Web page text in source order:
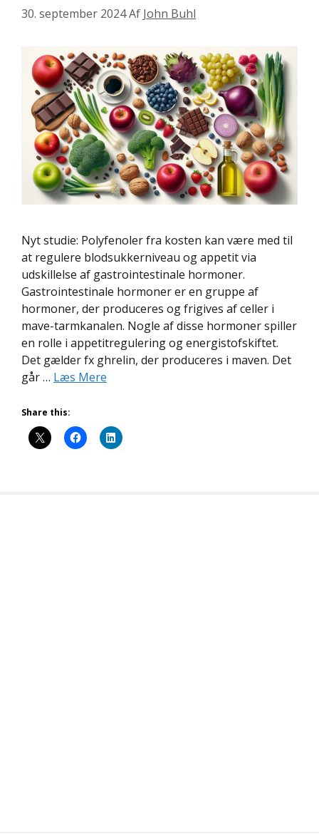
30. september 2024Af John Buhl
Nyt studie: Polyfenoler fra kosten kan være med til
at regulere blodsukkerniveau og appetit via
udskillelse af gastrointestinale hormoner.
Gastrointestinale hormoner er en gruppe af
hormoner, der produceres og frigives af celler i
mave-tarmkanalen. Nogle af disse hormoner spiller
en rolle i appetitregulering og energistofskiftet.
Det gælder fx ghrelin, der produceres i maven. Det
går … Læs Mere
Share this: